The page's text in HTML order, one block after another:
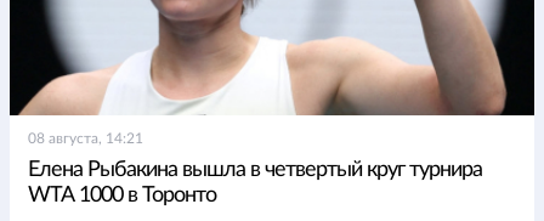
08 августа, 14:21
Елена Рыбакина вышла в четвертый круг турнира
WTA 1000 в Торонто